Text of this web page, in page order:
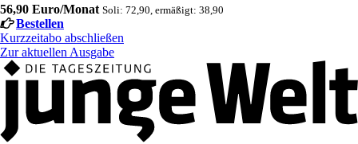
56,90 Euro/Monat Soli: 72,90, ermäßigt: 38,90
Bestellen
Kurzzeitabo abschließen
Zur aktuellen Ausgabe